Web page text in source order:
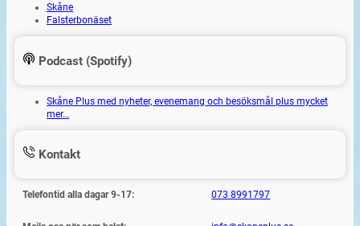
Skåne
Falsterbonäset
Podcast (Spotify)
Skåne Plus med nyheter, evenemang och besöksmål plus mycket
mer…
Kontakt
Telefontid alla dagar 9-17: 073 8991797